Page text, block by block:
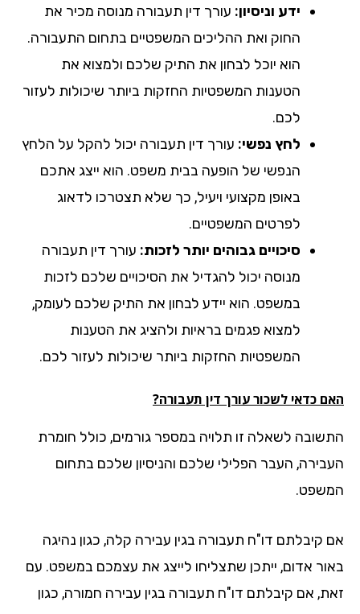
ידע וניסיון:עורך דין תעבורה מנוסה מכיר את
החוק ואת ההליכים המשפטיים בתחום התעבורה.
הוא יוכל לבחון את התיק שלכם ולמצוא את
הטענות המשפטיות החזקות ביותר שיכולות לעזור
לחץ נפשי:עורך דין תעבורה יכול להקל על הלחץ
הנפשי של הופעה בבית משפט. הוא ייצג אתכם
באופן מקצועי ויעיל, כך שלא תצטרכו לדאוג
לפרטים המשפטיים.
סיכויים גבוהים יותר לזכות:עורך דין תעבורה
מנוסה יכול להגדיל את הסיכויים שלכם לזכות
במשפט. הוא יידע לבחון את התיק שלכם לעומק,
למצוא פגמים בראיות ולהציג את הטענות
המשפטיות החזקות ביותר שיכולות לעזור לכם.
כדאי לשכור עורך דין תעבורה?
לשאלה זו תלויה במספר גורמים, כולל חומרת
העבר הפלילי שלכם והניסיון שלכם בתחום
קיבלתם דו"ח תעבורה בגין עבירה קלה, כגון נהיגה
אדום, ייתכן שתצליחו לייצג את עצמכם במשפט. עם
אם קיבלתם דו"ח תעבורה בגין עבירה חמורה, כגון